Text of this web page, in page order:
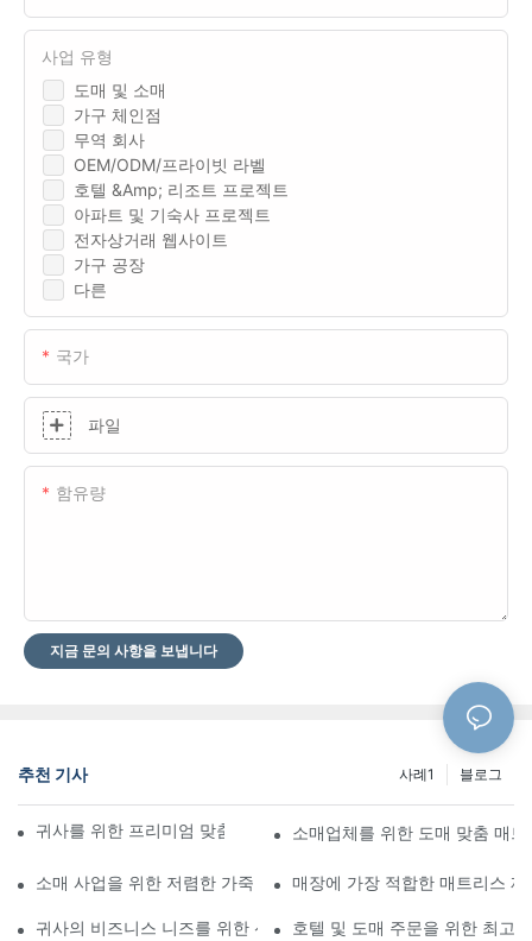
도매 및 소매
가구 체인점
무역 회사
OEM/ODM/프라이빗 라벨
호텔 &amp; 리조트 프로젝트
아파트 및 기숙사 프로젝트
전자상거래 웹사이트
가구 공장
다른
사업 유형
국가
파일
함유량
지금 문의 사항을 보냅니다
추천 기사 블로그
사례1
귀사를 위한 프리미엄 맞춤형 호텔 매트리스 제조업체
소매업체를 위한 도매 맞춤 매
소매 사업을 위한 저렴한 가죽 침대 도매매장에 가장 적합한 매트리스
귀사의 비즈니스 니즈를 위한 선도적인 매트리스 공급업체
호텔 및 도매 주문을 위한 최고